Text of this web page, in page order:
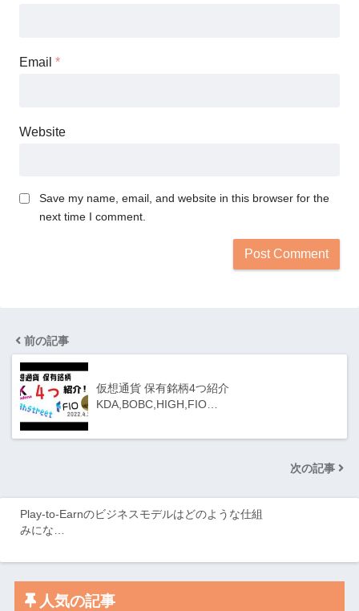
Email *
Website
Save my name, email, and website in this browser for the
next time I comment.
前の記事
仮想通貨 保有銘柄4つ紹介
KDA,BOBC,HIGH,FIO…
次の記事
Play-to-Earnのビジネスモデルはどのような仕組
みにな…
人気の記事